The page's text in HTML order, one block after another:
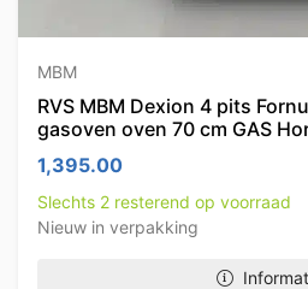
MBM
RVS MBM Dexion 4 pits
gasoven oven 70 cm GAS
1,395.00
Slechts 2 resterend op voorraad
Nieuw in verpakking